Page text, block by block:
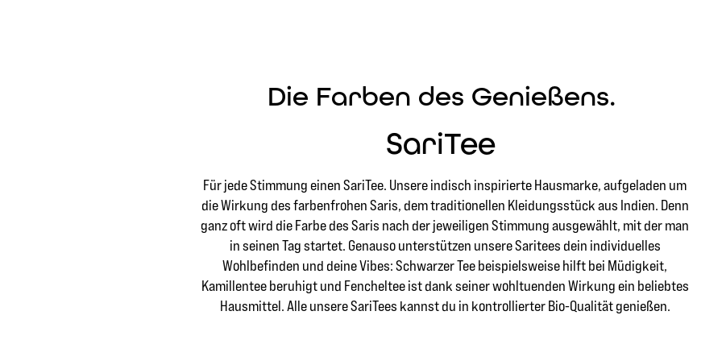
Die Farben des Genießens.
SariTee
Für jede Stimmung einen SariTee. Unsere indisch inspirierte Hausmarke, aufgeladen um
die Wirkung des farbenfrohen Saris, dem traditionellen Kleidungsstück aus Indien. Denn
ganz oft wird die Farbe des Saris nach der jeweiligen Stimmung ausgewählt, mit der man
in seinen Tag startet. Genauso unterstützen unsere Saritees dein individuelles
Wohlbefinden und deine Vibes: Schwarzer Tee beispielsweise hilft bei Müdigkeit,
Kamillentee beruhigt und Fencheltee ist dank seiner wohltuenden Wirkung ein beliebtes
Hausmittel. Alle unsere SariTees kannst du in kontrollierter Bio-Qualität genießen.